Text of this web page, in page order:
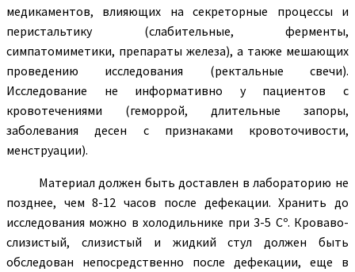
медикаментов, влияющих на секреторные процессы и
перистальтику (слабительные, ферменты,
симпатомиметики, препараты железа), а также мешающих
проведению исследования (ректальные свечи).
Исследование не информативно у пациентов с
кровотечениями (геморрой, длительные запоры,
заболевания десен с признаками кровоточивости,
менструации).
Материал должен быть доставлен в лабораторию не
позднее, чем 8-12 часов после дефекации. Хранить до
исследования можно в холодильнике при 3-5 Сº. Кроваво-
слизистый, слизистый и жидкий стул должен быть
обследован непосредственно после дефекации, еще в